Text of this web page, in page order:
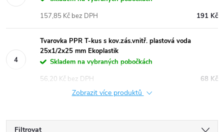
191 Kč
157,85 Kč bez DPH
Tvarovka PPR T-kus s kov.zás.vnitř. plastová voda
25x1/2x25 mm Ekoplastik
Skladem na vybraných pobočkách
68 Kč
56,20 Kč bez DPH
Zobrazit více produktů
Filtrovat